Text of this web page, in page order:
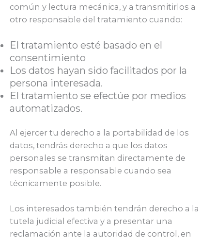
común y lectura mecánica, y a transmitirlos a
otro responsable del tratamiento cuando:
El tratamiento esté basado en el
consentimiento
Los datos hayan sido facilitados por la
persona interesada.
El tratamiento se efectúe por medios
automatizados.
Al ejercer tu derecho a la portabilidad de los
datos, tendrás derecho a que los datos
personales se transmitan directamente de
responsable a responsable cuando sea
técnicamente posible.
Los interesados también tendrán derecho a la
tutela judicial efectiva y a presentar una
reclamación ante la autoridad de control, en